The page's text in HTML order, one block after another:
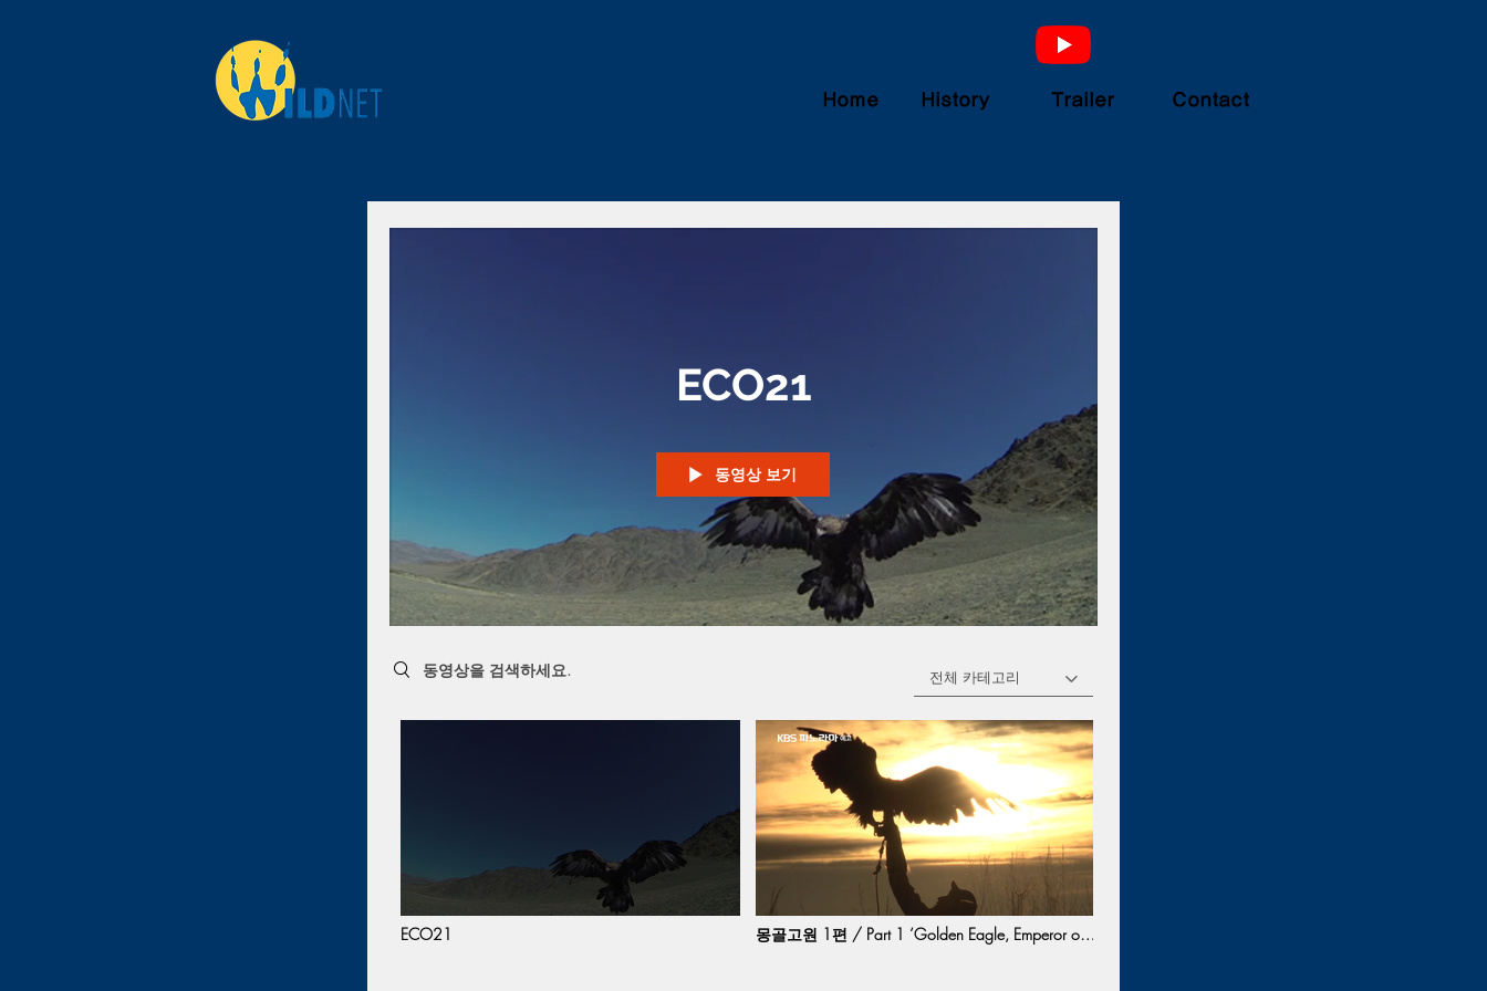
Home History Trailer Contact
ECO21
동영상 보기
Search videos
전체 카테고리
ECO21
몽골고원 1편 / Part 1 ‘Golden Eagle, Emperor of